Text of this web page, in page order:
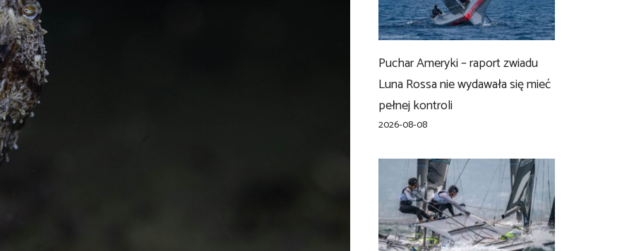
Puchar Ameryki – raport zwiadu
Luna Rossa nie wydawała się mieć
pełnej kontroli
2026-08-08